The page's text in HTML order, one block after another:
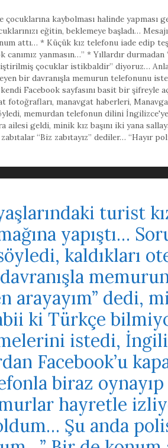
çocuklarına kaybolması halinde
eğitin, beklemeye başladı…
attı… * Küçük kız telefonu iade edip
yanmasın…” * Yıllardır
çocuklar istikbaldir” diyoruz…
bir davranışla memurun telefonunu
Facebook sayfasını basit bir
fotoğrafları, manavgat haberleri,
, memurdan telefonun dilini
ailesi geldi, minik kız başını iki yana
zabıtalar “Biz zabıtayız” dediler… “Hayır
turist
yapıştı…
kaldıkları
arayayım” dedi,
ki Türkçe
istedi,
Facebook’u
biraz
hayretle
Şu anda